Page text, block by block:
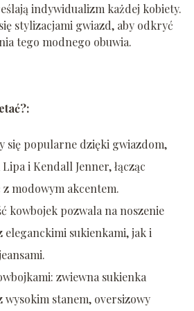
indywidualizm każdej kobiety.
stylizacjami gwiazd, aby odkryć
tego modnego obuwia.
się popularne dzięki gwiazdom,
i Kendall Jenner, łącząc
modowym akcentem.
kowbojek pozwala na noszenie
eleganckimi sukienkami, jak i
zwiewna sukienka
wysokim stanem, oversizowy